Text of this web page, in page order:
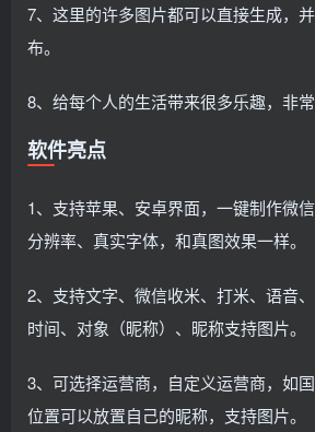
7、这里的许多图片都可以直接生成，
布。
8、给每个人的生活带来很多乐趣，非常
软件亮点
1、支持苹果、安卓界面，一键制作微
分辨率、真实字体，和真图效果一样。
2、支持文字、微信收米、打米、语音
时间、对象（昵称）、昵称支持图片。
3、可选择运营商，自定义运营商，如
位置可以放置自己的昵称，支持图片。